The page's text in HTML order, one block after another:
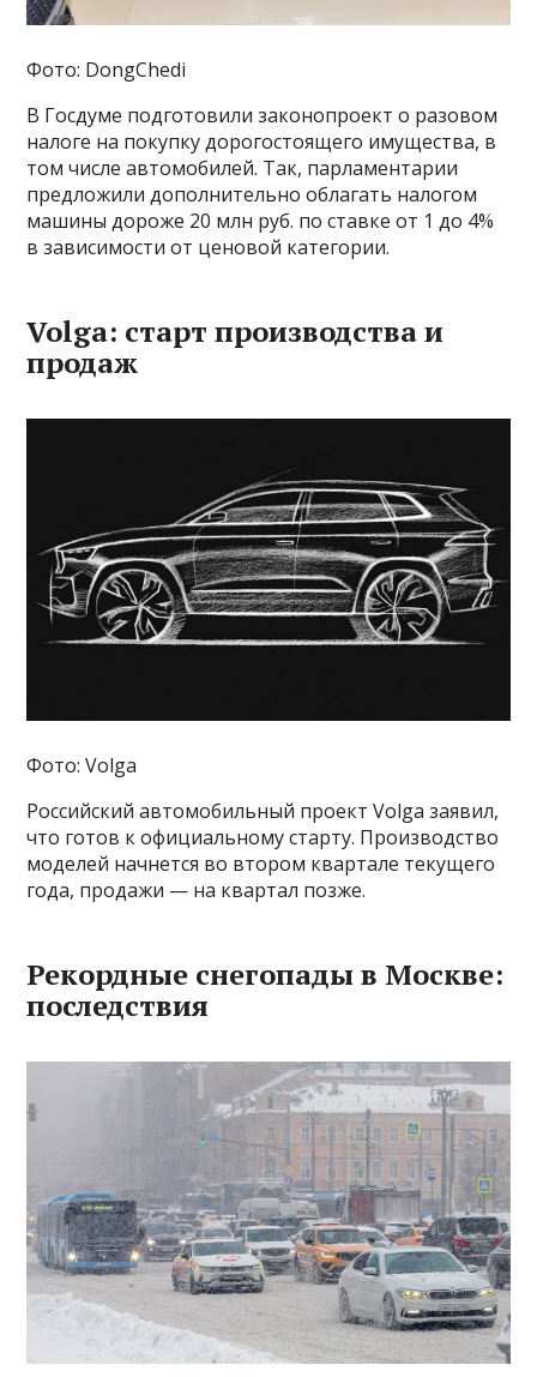
Фото: DongChedi
В Госдуме подготовили законопроект о разовом
налоге на покупку дорогостоящего имущества, в
том числе автомобилей. Так, парламентарии
предложили дополнительно облагать налогом
машины дороже 20 млн руб. по ставке от 1 до 4%
в зависимости от ценовой категории.
Volga: старт производства и
продаж
Фото: Volga
Российский автомобильный проект Volga заявил,
что готов к официальному старту. Производство
моделей начнется во втором квартале текущего
года, продажи — на квартал позже.
Рекордные снегопады в Москве:
последствия